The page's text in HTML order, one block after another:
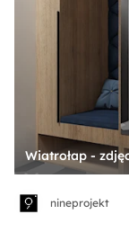
Wiatrołap -
nineprojekt